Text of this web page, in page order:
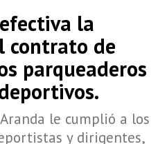
la
contrato de
parqueaderos
le cumplió a los
y dirigentes,